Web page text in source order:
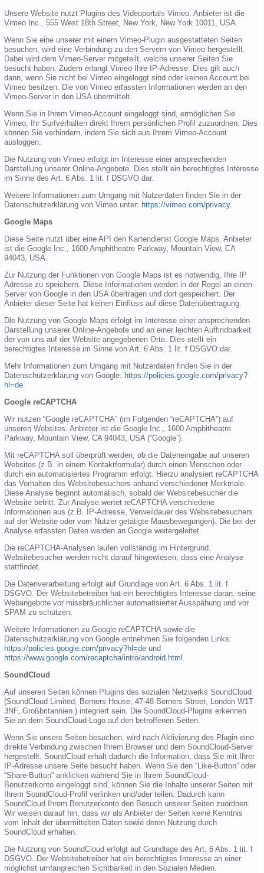
Unsere Website nutzt Plugins des Videoportals Vimeo. Anbieter ist die
Vimeo Inc., 555 West 18th Street, New York, New York 10011, USA.
Wenn Sie eine unserer mit einem Vimeo-Plugin ausgestatteten Seiten
besuchen, wird eine Verbindung zu den Servern von Vimeo hergestellt.
Dabei wird dem Vimeo-Server mitgeteilt, welche unserer Seiten Sie
besucht haben. Zudem erlangt Vimeo Ihre IP-Adresse. Dies gilt auch
dann, wenn Sie nicht bei Vimeo eingeloggt sind oder keinen Account bei
Vimeo besitzen. Die von Vimeo erfassten Informationen werden an den
Vimeo-Server in den USA übermittelt.
Wenn Sie in Ihrem Vimeo-Account eingeloggt sind, ermöglichen Sie
Vimeo, Ihr Surfverhalten direkt Ihrem persönlichen Profil zuzuordnen. Dies
können Sie verhindern, indem Sie sich aus Ihrem Vimeo-Account
ausloggen.
Die Nutzung von Vimeo erfolgt im Interesse einer ansprechenden
Darstellung unserer Online-Angebote. Dies stellt ein berechtigtes Interesse
im Sinne des Art. 6 Abs. 1 lit. f DSGVO dar.
Weitere Informationen zum Umgang mit Nutzerdaten finden Sie in der
Datenschutzerklärung von Vimeo unter: https://vimeo.com/privacy.
Google Maps
Diese Seite nutzt über eine API den Kartendienst Google Maps. Anbieter
ist die Google Inc., 1600 Amphitheatre Parkway, Mountain View, CA
94043, USA.
Zur Nutzung der Funktionen von Google Maps ist es notwendig, Ihre IP
Adresse zu speichern. Diese Informationen werden in der Regel an einen
Server von Google in den USA übertragen und dort gespeichert. Der
Anbieter dieser Seite hat keinen Einfluss auf diese Datenübertragung.
Die Nutzung von Google Maps erfolgt im Interesse einer ansprechenden
Darstellung unserer Online-Angebote und an einer leichten Auffindbarkeit
der von uns auf der Website angegebenen Orte. Dies stellt ein
berechtigtes Interesse im Sinne von Art. 6 Abs. 1 lit. f DSGVO dar.
Mehr Informationen zum Umgang mit Nutzerdaten finden Sie in der
Datenschutzerklärung von Google: https://policies.google.com/privacy?
hl=de
Google reCAPTCHA
Wir nutzen “Google reCAPTCHA” (im Folgenden “reCAPTCHA”) auf
unseren Websites. Anbieter ist die Google Inc., 1600 Amphitheatre
Parkway, Mountain View, CA 94043, USA (“Google”).
Mit reCAPTCHA soll überprüft werden, ob die Dateneingabe auf unseren
Websites (z.B. in einem Kontaktformular) durch einen Menschen oder
durch ein automatisiertes Programm erfolgt. Hierzu analysiert reCAPTCHA
das Verhalten des Websitebesuchers anhand verschiedener Merkmale.
Diese Analyse beginnt automatisch, sobald der Websitebesucher die
Website betritt. Zur Analyse wertet reCAPTCHA verschiedene
Informationen aus (z.B. IP-Adresse, Verweildauer des Websitebesuchers
auf der Website oder vom Nutzer getätigte Mausbewegungen). Die bei der
Analyse erfassten Daten werden an Google weitergeleitet.
Die reCAPTCHA-Analysen laufen vollständig im Hintergrund.
Websitebesucher werden nicht darauf hingewiesen, dass eine Analyse
stattfindet.
Die Datenverarbeitung erfolgt auf Grundlage von Art. 6 Abs. 1 lit. f
DSGVO. Der Websitebetreiber hat ein berechtigtes Interesse daran, seine
Webangebote vor missbräuchlicher automatisierter Ausspähung und vor
SPAM zu schützen.
Weitere Informationen zu Google reCAPTCHA sowie die
Datenschutzerklärung von Google entnehmen Sie folgenden Links:
https://policies.google.com/privacy?hl=de und
https://www.google.com/recaptcha/intro/android.html
SoundCloud
Auf unseren Seiten können Plugins des sozialen Netzwerks SoundCloud
(SoundCloud Limited, Berners House, 47-48 Berners Street, London W1T
3NF, Großbritannien.) integriert sein. Die SoundCloud-Plugins erkennen
Sie an dem SoundCloud-Logo auf den betroffenen Seiten.
Wenn Sie unsere Seiten besuchen, wird nach Aktivierung des Plugin eine
direkte Verbindung zwischen Ihrem Browser und dem SoundCloud-Server
hergestellt. SoundCloud erhält dadurch die Information, dass Sie mit Ihrer
IP-Adresse unsere Seite besucht haben. Wenn Sie den “Like-Button” oder
“Share-Button” anklicken während Sie in Ihrem SoundCloud-
Benutzerkonto eingeloggt sind, können Sie die Inhalte unserer Seiten mit
Ihrem SoundCloud-Profil verlinken und/oder teilen. Dadurch kann
SoundCloud Ihrem Benutzerkonto den Besuch unserer Seiten zuordnen.
Wir weisen darauf hin, dass wir als Anbieter der Seiten keine Kenntnis
vom Inhalt der übermittelten Daten sowie deren Nutzung durch
SoundCloud erhalten.
Die Nutzung von SoundCloud erfolgt auf Grundlage des Art. 6 Abs. 1 lit. f
DSGVO. Der Websitebetreiber hat ein berechtigtes Interesse an einer
möglichst umfangreichen Sichtbarkeit in den Sozialen Medien.